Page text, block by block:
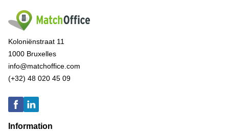
Koloniënstraat 11
1000 Bruxelles
info@matchoffice.com
(+32) 48 020 45 09
Information